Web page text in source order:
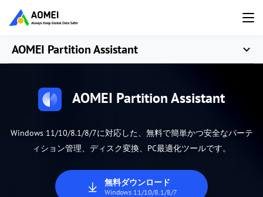
AOMEI Partition Assistant
AOMEI Partition Assistant
Windows 11/10/8.1/8/7に対応した、無料で簡単かつ安全なパーテ
ィション管理、ディスク変換、PC最適化ツールです。
無料ダウンロード
Windows 11/10/8.1/8/7